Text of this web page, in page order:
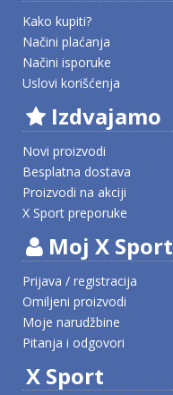
Kako kupiti?
Načini plaćanja
Načini isporuke
Uslovi korišćenja
Izdvajamo
Novi proizvodi
Besplatna dostava
Proizvodi na akciji
X Sport preporuke
Moj X Sport
Prijava / registracija
Omiljeni proizvodi
Moje narudžbine
Pitanja i odgovori
X Sport